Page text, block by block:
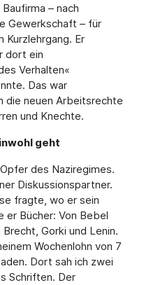
– nach
Gewerkschaft – für
Kurzlehrgang. Er
dort ein
Verhalten«
Das war
die neuen Arbeitsrechte
und Knechte.
geht
des Naziregimes.
Diskussionspartner.
fragte, wo er sein
er Bücher: Von Bebel
Gorki und Lenin.
Wochenlohn von 7
Dort sah ich zwei
Schriften. Der